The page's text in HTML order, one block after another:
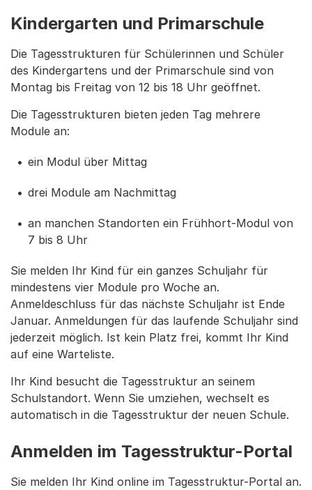
Kindergarten und Primarschule
Die Tagesstrukturen für Schülerinnen und Schüler
des Kindergartens und der Primarschule sind von
Montag bis Freitag von 12 bis 18 Uhr geöffnet.
Die Tagesstrukturen bieten jeden Tag mehrere
Module an:
ein Modul über Mittag
drei Module am Nachmittag
an manchen Standorten ein Frühhort-Modul von
7 bis 8 Uhr
Sie melden Ihr Kind für ein ganzes Schuljahr für
mindestens vier Module pro Woche an.
Anmeldeschluss für das nächste Schuljahr ist Ende
Januar. Anmeldungen für das laufende Schuljahr sind
jederzeit möglich. Ist kein Platz frei, kommt Ihr Kind
auf eine Warteliste.
Ihr Kind besucht die Tagesstruktur an seinem
Schulstandort. Wenn Sie umziehen, wechselt es
automatisch in die Tagesstruktur der neuen Schule.
Anmelden im Tagesstruktur-Portal
Sie melden Ihr Kind online im Tagesstruktur-Portal an.